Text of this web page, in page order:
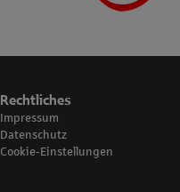
Rechtliches
Impressum
Datenschutz
Cookie-Einstellungen